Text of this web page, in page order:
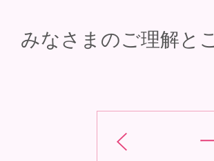
みなさまのご理解と